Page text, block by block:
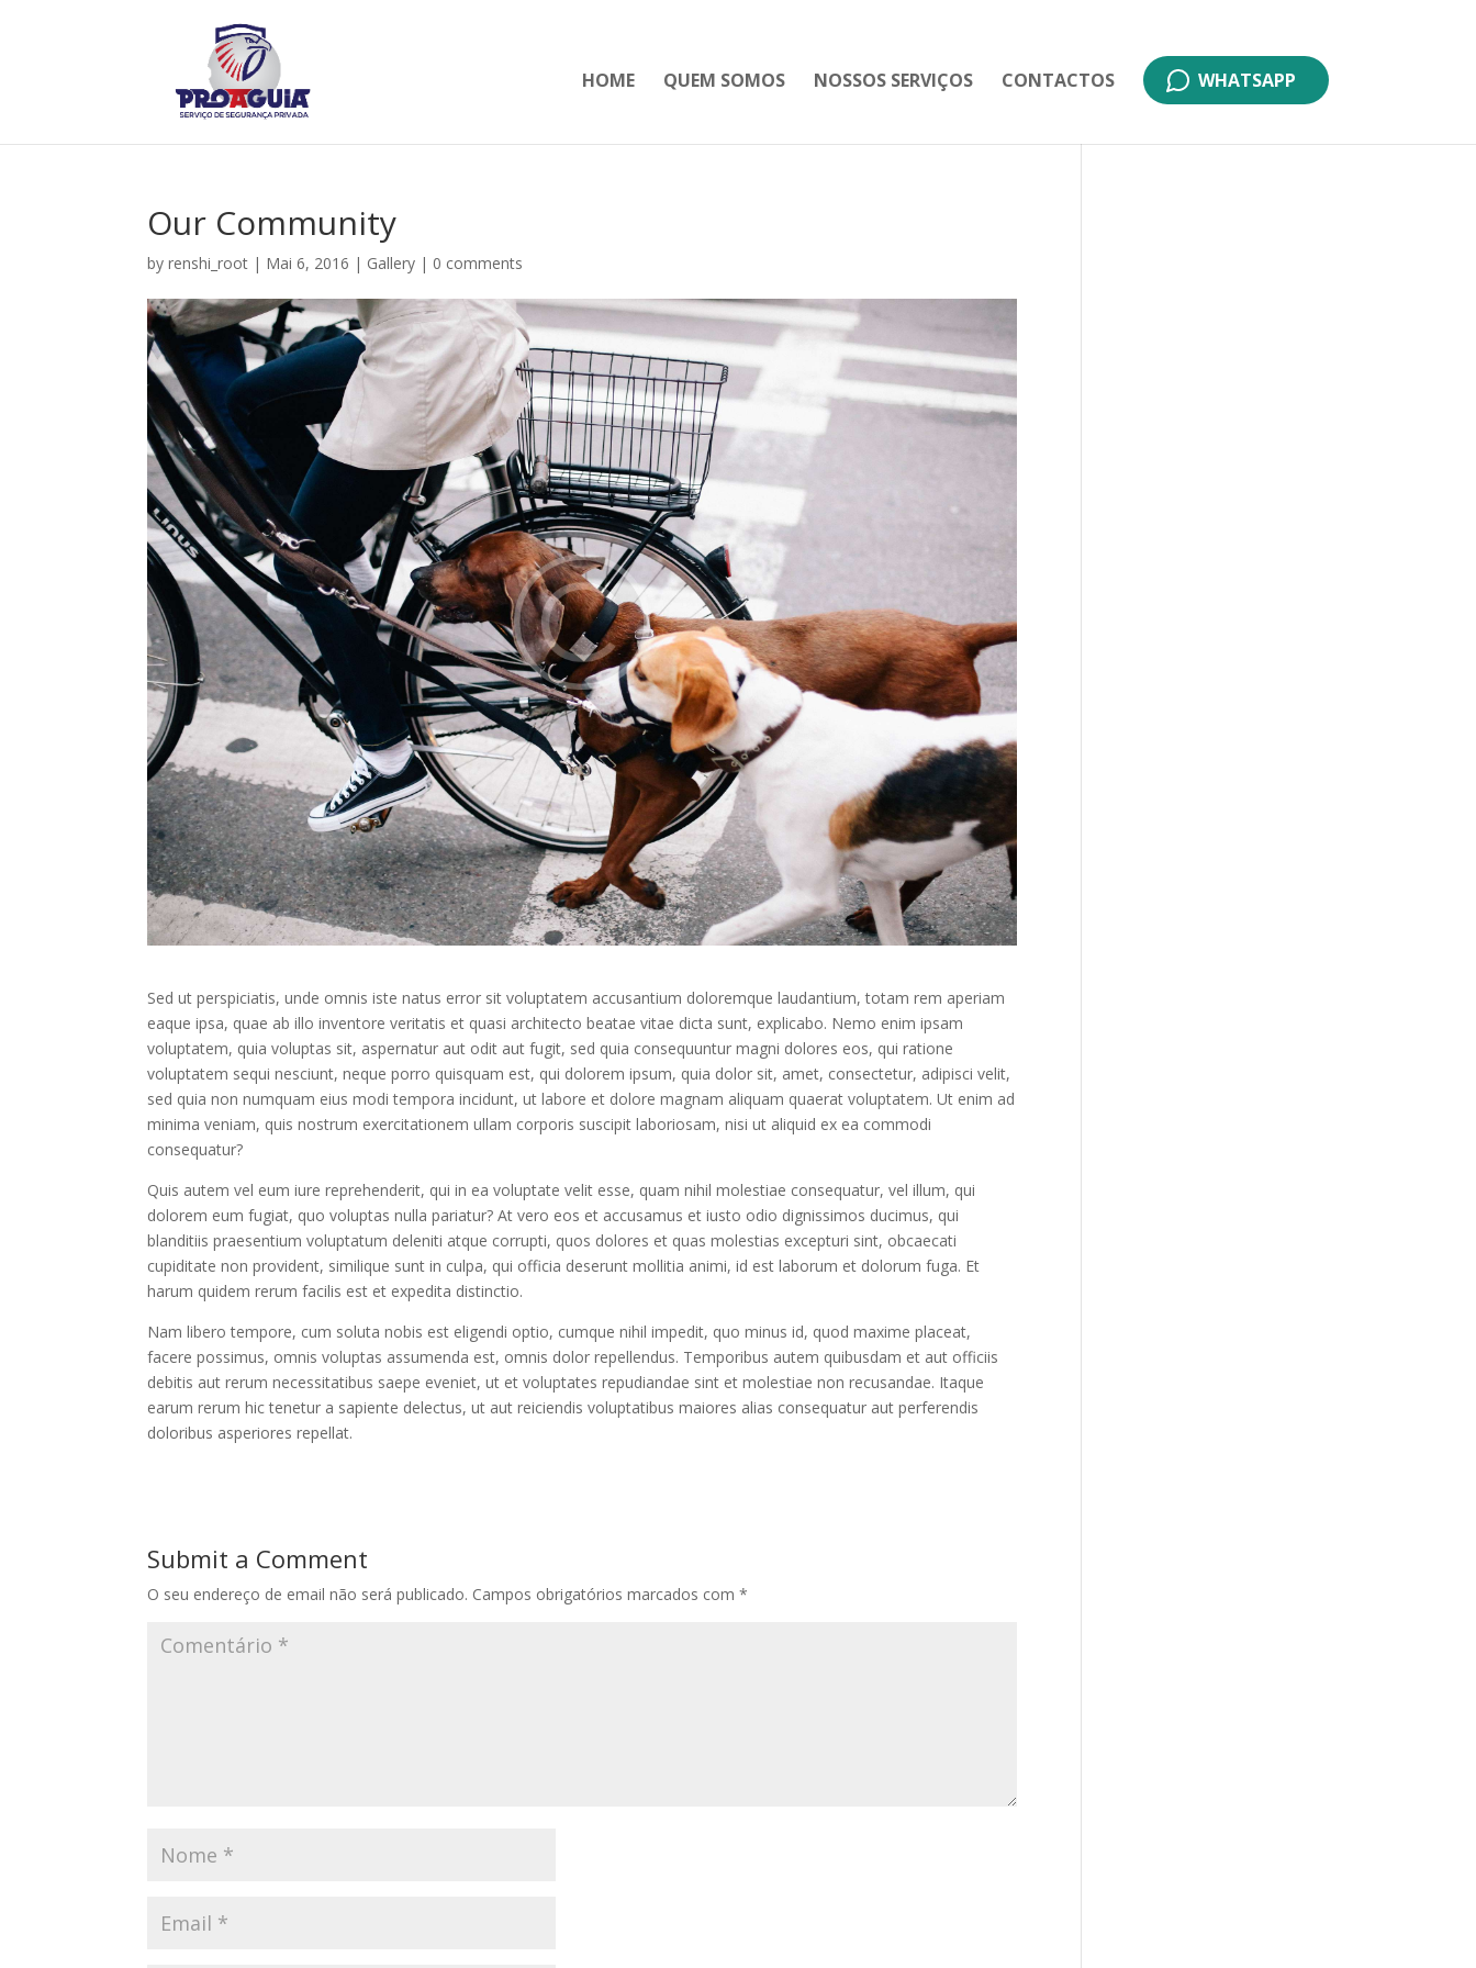
HOME QUEM SOMOS NOSSOS SERVIÇOS CONTACTOS WHATSAPP
Our Community
byrenshi_root | Mai 6, 2016 | Gallery | 0 comments
Sed ut perspiciatis, unde omnis iste natus error sit voluptatem accusantium doloremque laudantium, totam rem aperiam
eaque ipsa, quae ab illo inventore veritatis et quasi architecto beatae vitae dicta sunt, explicabo. Nemo enim ipsam
voluptatem, quia voluptas sit, aspernatur aut odit aut fugit, sed quia consequuntur magni dolores eos, qui ratione
voluptatem sequi nesciunt, neque porro quisquam est, qui dolorem ipsum, quia dolor sit, amet, consectetur, adipisci velit,
sed quia non numquam eius modi tempora incidunt, ut labore et dolore magnam aliquam quaerat voluptatem. Ut enim ad
minima veniam, quis nostrum exercitationem ullam corporis suscipit laboriosam, nisi ut aliquid ex ea commodi
consequatur?
Quis autem vel eum iure reprehenderit, qui in ea voluptate velit esse, quam nihil molestiae consequatur, vel illum, qui
dolorem eum fugiat, quo voluptas nulla pariatur? At vero eos et accusamus et iusto odio dignissimos ducimus, qui
blanditiis praesentium voluptatum deleniti atque corrupti, quos dolores et quas molestias excepturi sint, obcaecati
cupiditate non provident, similique sunt in culpa, qui officia deserunt mollitia animi, id est laborum et dolorum fuga. Et
harum quidem rerum facilis est et expedita distinctio.
Nam libero tempore, cum soluta nobis est eligendi optio, cumque nihil impedit, quo minus id, quod maxime placeat,
facere possimus, omnis voluptas assumenda est, omnis dolor repellendus. Temporibus autem quibusdam et aut officiis
debitis aut rerum necessitatibus saepe eveniet, ut et voluptates repudiandae sint et molestiae non recusandae. Itaque
earum rerum hic tenetur a sapiente delectus, ut aut reiciendis voluptatibus maiores alias consequatur aut perferendis
doloribus asperiores repellat.
Submit a Comment
O seu endereço de email não será publicado. Campos obrigatórios marcados com*